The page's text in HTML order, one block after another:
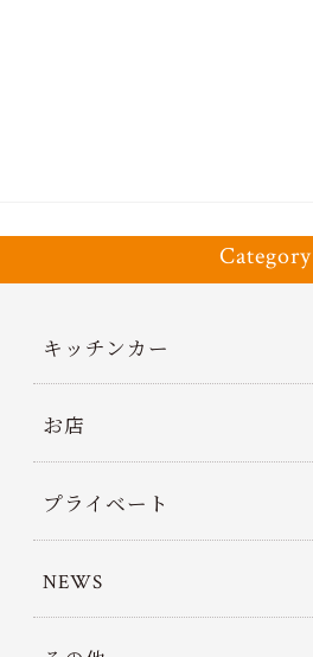
Category
キッチンカー
お店
プライベート
NEWS